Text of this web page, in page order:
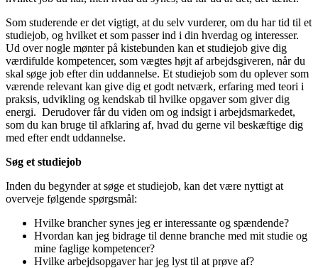
Som studerende er det vigtigt, at du selv vurderer, om du har tid til et
studiejob, og hvilket et som passer ind i din hverdag og interesser.
Ud over nogle mønter på kistebunden kan et studiejob give dig
værdifulde kompetencer, som vægtes højt af arbejdsgiveren, når du
skal søge job efter din uddannelse. Et studiejob som du oplever som
værende relevant kan give dig et godt netværk, erfaring med teori i
praksis, udvikling og kendskab til hvilke opgaver som giver dig
energi. Derudover får du viden om og indsigt i arbejdsmarkedet,
som du kan bruge til afklaring af, hvad du gerne vil beskæftige dig
med efter endt uddannelse.
Søg et studiejob
Inden du begynder at søge et studiejob, kan det være nyttigt at
overveje følgende spørgsmål:
Hvilke brancher synes jeg er interessante og spændende?
Hvordan kan jeg bidrage til denne branche med mit studie og
mine faglige kompetencer?
Hvilke arbejdsopgaver har jeg lyst til at prøve af?